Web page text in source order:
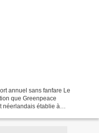
annuel sans fanfare Le
que Greenpeace
néerlandais établie à